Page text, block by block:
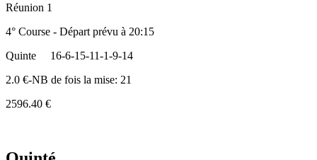
Réunion 1
4° Course - Départ prévu à 20:15
Quinte
16-6-15-11-1-9-14
2.0 €-NB de fois la mise: 21
2596.40 €